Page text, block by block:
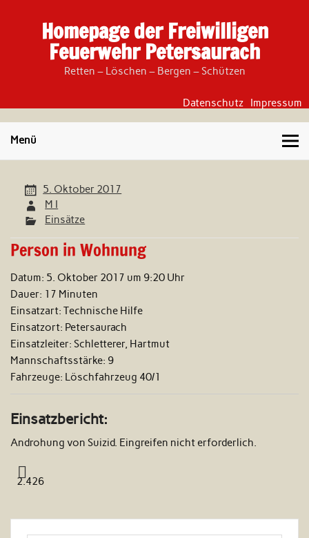
Homepage der Freiwilligen
Feuerwehr Petersaurach
Retten – Löschen – Bergen – Schützen
Datenschutz Impressum
Menü
5. Oktober 2017
M I
Einsätze
Person in Wohnung
Datum: 5. Oktober 2017 um 9:20 Uhr
Dauer: 17 Minuten
Einsatzart: Technische Hilfe
Einsatzort: Petersaurach
Einsatzleiter: Schletterer, Hartmut
Mannschaftsstärke: 9
Fahrzeuge: Löschfahrzeug 40/1
Einsatzbericht:
Androhung von Suizid. Eingreifen nicht erforderlich.
2.426